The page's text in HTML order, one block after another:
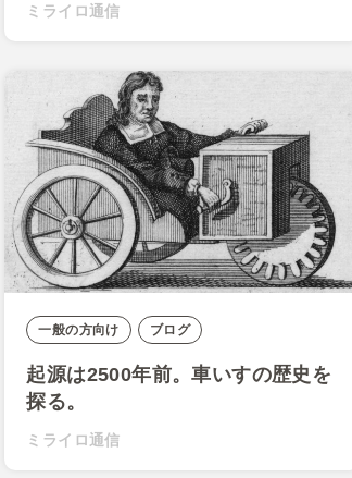
ミライロ通信
一般の方向け ブログ
起源は2500年前。車いすの歴史を
探る。
ミライロ通信